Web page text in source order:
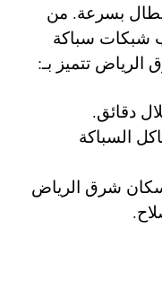
بسرعة. من
شبكات سباكة
الرياض تتميز بـ:
دقائق.
السباكة
شرق الرياض